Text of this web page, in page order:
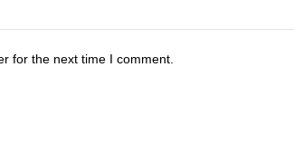
for the next time I comment.